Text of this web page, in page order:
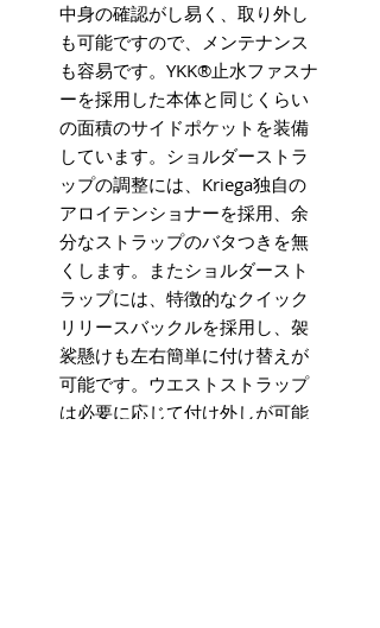
中身の確認がし易く、取り外し
も可能ですので、メンテナンス
も容易です。YKK®止水ファスナ
ーを採用した本体と同じくらい
の面積のサイドポケットを装備
しています。ショルダーストラ
ップの調整には、Kriega独自の
アロイテンショナーを採用、余
分なストラップのバタつきを無
くします。またショルダースト
ラップには、特徴的なクイック
リリースバックルを採用し、袈
裟懸けも左右簡単に付け替えが
可能です。ウエストストラップ
は必要に応じて付け外しが可能